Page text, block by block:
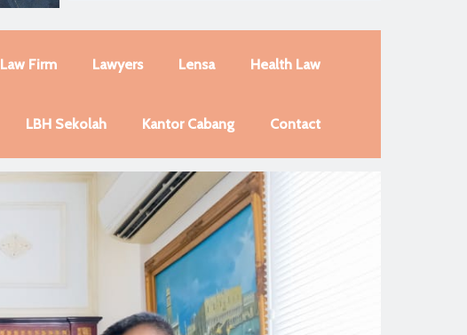
Law Firm Lawyers Lensa Health Law
LBH Sekolah Kantor Cabang Contact